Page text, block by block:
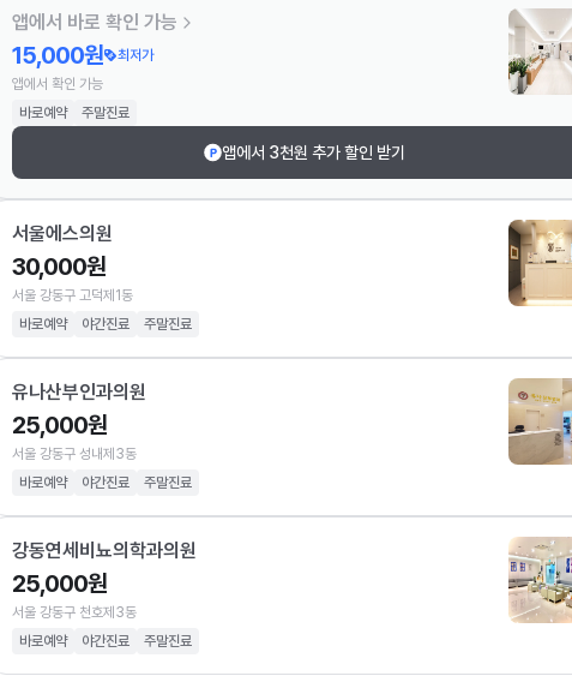
앱에서 바로 확인 가능
15,000원
최저가
앱에서 확인 가능
바로예약
주말진료
앱에서 3천원 추가 할인 받기
서울에스의원
30,000원
서울 강동구 고덕제1동
바로예약
야간진료 주말진료
유나산부인과의원
25,000원
서울 강동구 성내제3동
바로예약
야간진료 주말진료
강동연세비뇨의학과의원
25,000원
서울 강동구 천호제3동
바로예약
야간진료 주말진료